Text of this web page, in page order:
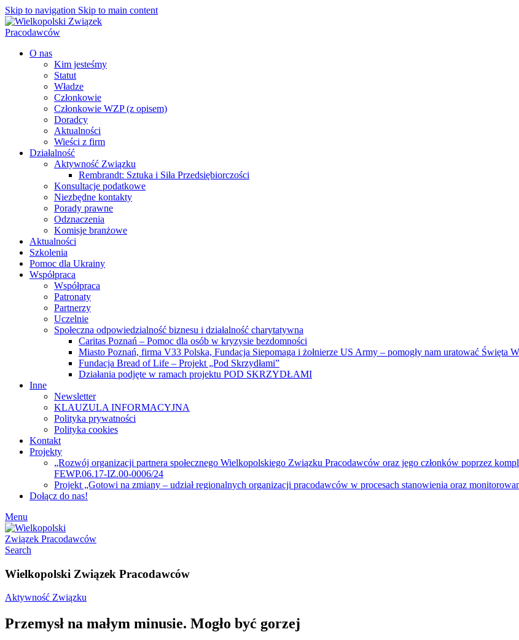
Skip to navigation Skip to main content
O nas
Kim jesteśmy
Statut
Władze
Członkowie
Członkowie WZP (z opisem)
Doradcy
Aktualności
Wieści z firm
Działalność
Aktywność Związku
Rembrandt: Sztuka i Siła Przedsiębiorczości
Konsultacje podatkowe
Niezbędne kontakty
Porady prawne
Odznaczenia
Komisje branżowe
Aktualności
Szkolenia
Pomoc dla Ukrainy
Współpraca
Współpraca
Patronaty
Partnerzy
Uczelnie
Społeczna odpowiedzialność biznesu i działalność charytatywna
Caritas Poznań – Pomoc dla osób w kryzysie bezdomności
Miasto Poznań, firma V33 Polska, Fundacja Siepomaga i żołnierze US Army – pomogły nam uratować Święta
Fundacja Bread of Life – Projekt „Pod Skrzydłami”
Działania podjęte w ramach projektu POD SKRZYDŁAMI
Inne
Newsletter
KLAUZULA INFORMACYJNA
Polityka prywatności
Polityka cookies
Kontakt
Projekty
„Rozwój organizacji partnera społecznego Wielkopolskiego Związku Pracodawców oraz jego członków poprzez
FEWP.06.17-IZ.00-0006/24
Projekt „Gotowi na zmiany – udział regionalnych organizacji pracodawców w procesach stanowienia oraz
Dołącz do nas!
Menu
Search
Wielkopolski Związek Pracodawców
Aktywność Związku
Przemysł na małym minusie. Mogło być gorzej